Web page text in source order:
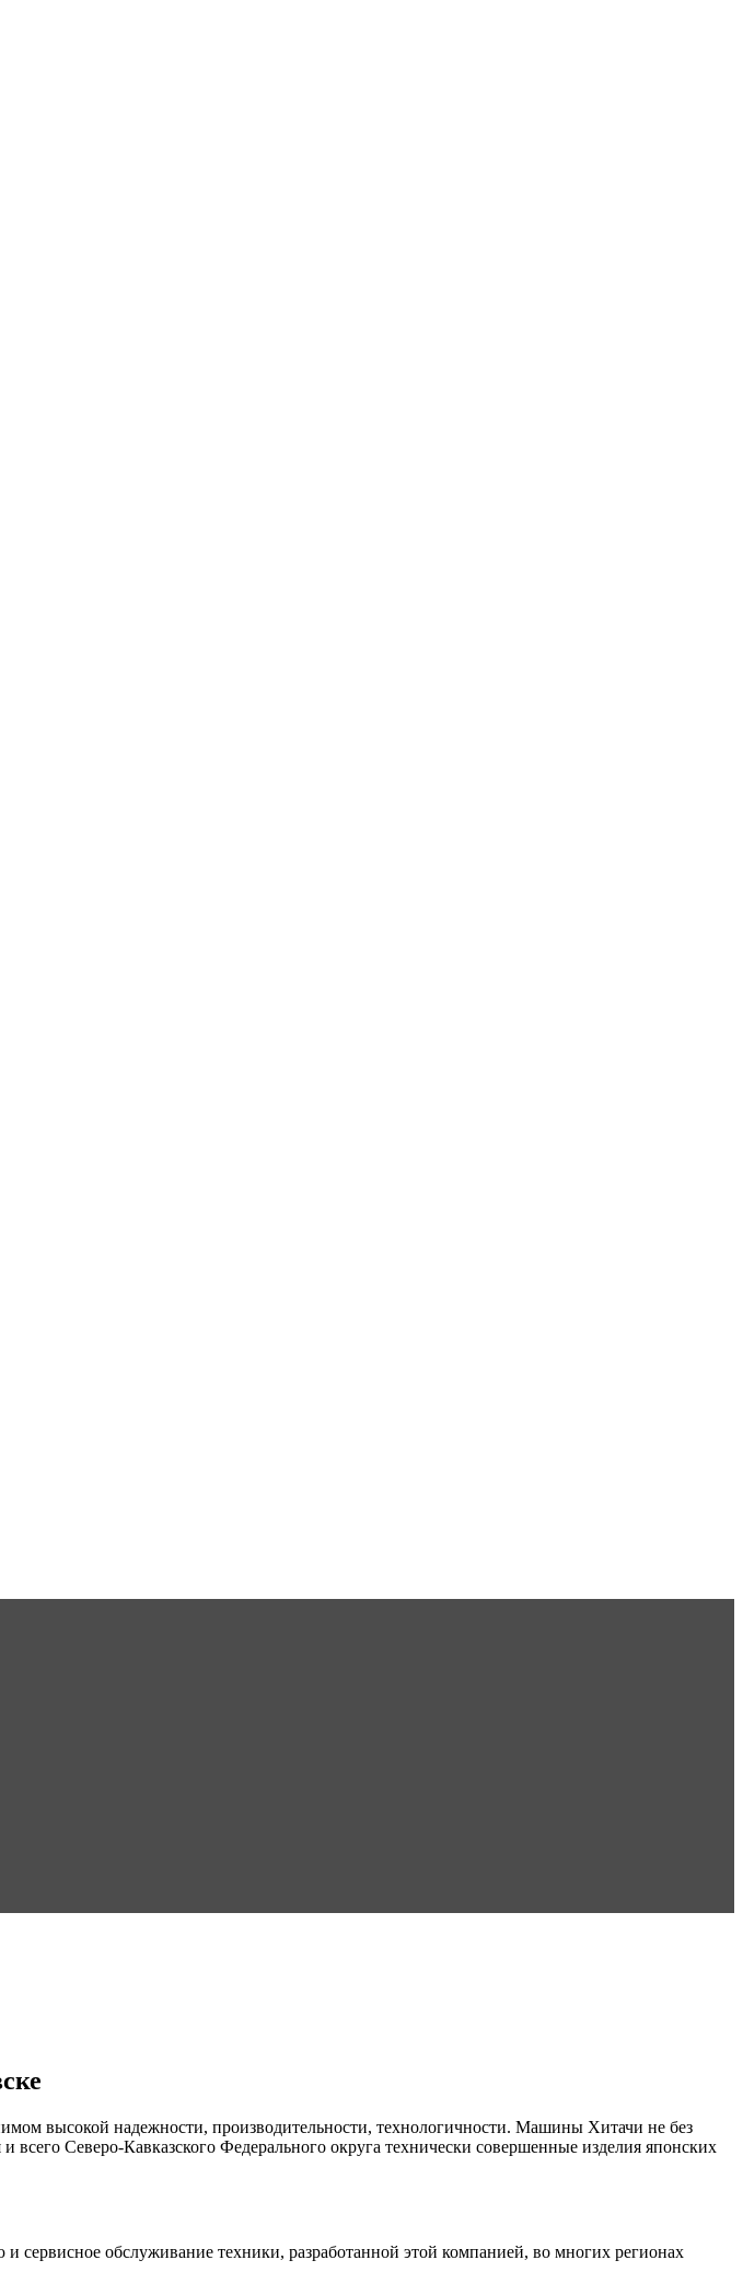
высокой надежности, производительности, технологичности. Машины Хитачи не без
Северо-Кавказского Федерального округа технически совершенные изделия японских
обслуживание техники, разработанной этой компанией, во многих регионах